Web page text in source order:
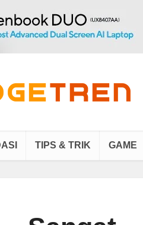
TIPS & TRIK GAME